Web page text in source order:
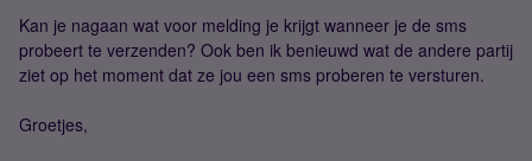
Kan je nagaan wat voor melding je krijgt wanneer je de sms
probeert te verzenden? Ook ben ik benieuwd wat de andere partij
ziet op het moment dat ze jou een sms proberen te versturen.
Groetjes,